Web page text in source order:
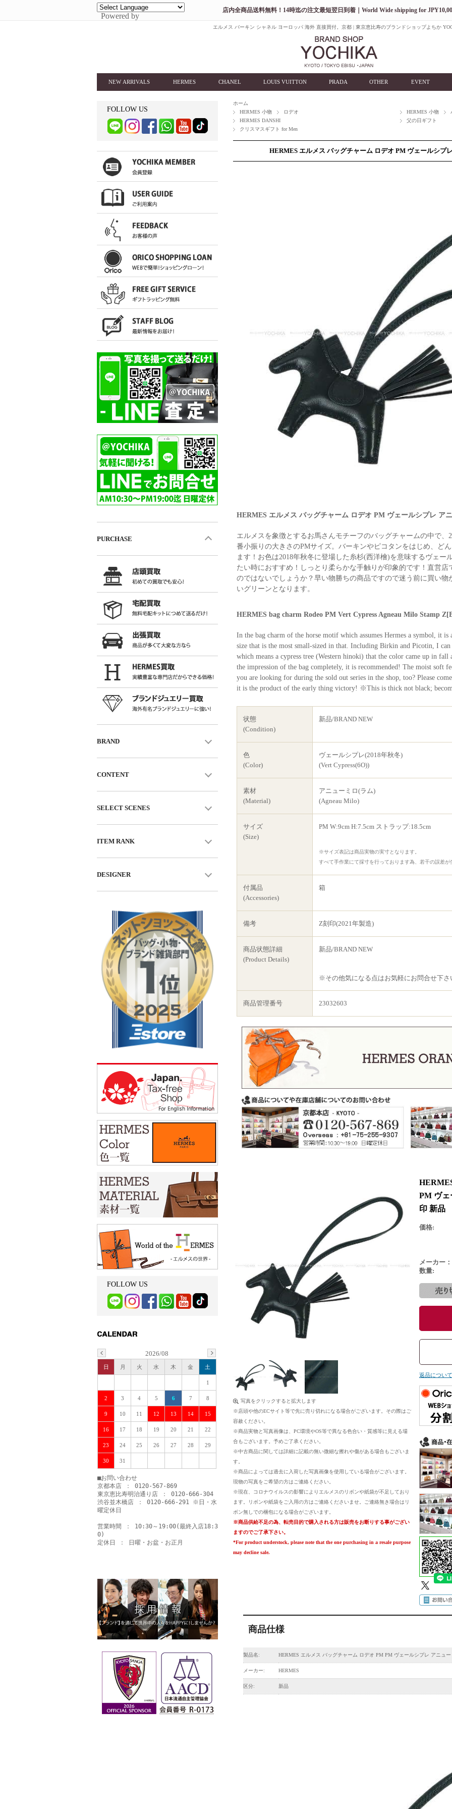
Powered by
店内全商品送料無料！14時迄の注文最短翌日到着｜World Wide shipping for
エルメス バーキン シャネル ヨーロッパ 海外 直接買付。京都 | 東京恵比寿のブランドショップよちか
NEW ARRIVALS HERMES CHANEL LOUIS VUITTON PRADA OTHER EVENT
ホーム
HERMES 小物
ロデオ HERMES 小物
HERMES DANSHI
父の日ギフト
クリスマスギフト for Men
HERMES エルメス バッグチャーム ロデオ PM ヴェールシプ
HERMES エルメス バッグチャーム ロデオ PM ヴェールシプレ ア
エルメスを象徴とするお馬さんモチーフのバッグチャームの中で、
番小振りの大きさのPMサイズ。バーキンやピコタンをはじめ、ど
ます！お色は2018年秋冬に登場した糸杉(西洋檜)を意味するヴェー
たい時におすすめ！しっとり柔らかな手触りが印象的です！直営
のではないでしょうか？早い物勝ちの商品ですので迷う前に買い
いグリーンとなります。
HERMES bag charm Rodeo PM Vert Cypress Agneau Milo Stamp
In the bag charm of the horse motif which assumes Hermes a symbol, it
size that is the most small-sized in that. Including Birkin and Picotin, I
which means a cypress tree (Western hinoki) that the color came up in
the impression of the bag completely, it is recommended! The moist soft
you are looking for during the sold out series in the shop, too? Please
it is the product of the early thing victory! ※This is thick not black;
状態
(Condition)
新品/BRAND NEW
色
(Color)
ヴェールシプレ(2018年秋冬)
(Vert Cypress(6O))
素材
(Material)
アニューミロ(ラム)
(Agneau Milo)
サイズ
(Size)
PM W:9cm H:7.5cm ストラップ:18.5cm
※サイズ表記は商品実物の実寸となります。
すべて手作業にて採寸を行っております為、若干の誤差
付属品
(Accessories)
箱
備考 Z刻印(2021年製造)
商品状態詳細
(Product Details)
新品/BRAND NEW
※その他気になる点はお気軽にお問合せ下さ
商品管理番号 23032603
写真をクリックすると拡大します
※店頭や他のECサイト等で先に売り切れになる場合がございます。その際はご
容赦ください。
※商品実物と写真画像は、PC環境やOS等で異なる色合い・質感等に見える場
合もございます。予めご了承ください。
※中古商品に関しては詳細に記載の無い微細な擦れや傷がある場合もございま
す。
※商品によっては過去に入荷した写真画像を使用している場合がございます。
現物の写真をご希望の方はご連絡ください。
※現在、コロナウイルスの影響によりエルメスのリボンや紙袋が不足しており
ます。リボンや紙袋をご入用の方はご連絡くださいませ。ご連絡無き場合はリ
ボン無しでの梱包になる場合がございます。
※商品供給不足の為、転売目的で購入される方は販売をお断りする事がござい
ますのでご了承下さい。
*For product understock, please note that the one purchasing in a resale purpose
may decline sale.
PM ヴェ
印 新品
価格:
メーカー：
数量:
返品につい
商品仕様
製品名: HERMES エルメス バッグチャーム ロデオ PM PM ヴェールシプレ アニュー
メーカー: HERMES
区分: 新品
FOLLOW US
PURCHASE
BRAND
CONTENT
SELECT SCENES
ITEM RANK
DESIGNER
FOLLOW US
2026/08
日 月 火 水 木 金 土
1
2 3 4 5 6 7 8
9 10 11 12 13 14 15
16 17 18 19 20 21 22
23 24 25 26 27 28 29
30 31
■お問い合わせ
京都本店 ： 0120-567-869
東京恵比寿明治通り店 ： 0120-666-304
渋谷並木橋店 ： 0120-666-291 ※日・水
曜定休日
営業時間 ： 10:30～19:00(最終入店18:3
0)
定休日 ： 日曜・お盆・お正月